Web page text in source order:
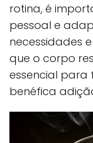
rotina, é
pessoal e
necessidades
que o corpo
essencial para
benéfica